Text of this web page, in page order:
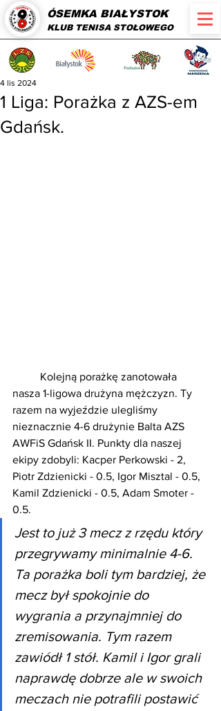
ÓSEMKA BIAŁYSTOK
KLUB TENISA STOŁOWEGO
1 Liga: Porażka z AZS-em
Gdańsk.
4 lis 2024
nasza 1-ligowa drużyna mężczyzn. Ty
razem na wyjeździe ulegliśmy
nieznacznie 4-6 drużynie Balta AZS
AWFiS Gdańsk II. Punkty dla naszej
ekipy zdobyli: Kacper Perkowski - 2,
Piotr Zdzienicki - 0.5, Igor Misztal - 0.5,
Kamil Zdzienicki - 0.5, Adam Smoter -
0.5.
Jest to już 3 mecz z rzędu który
przegrywamy minimalnie 4-6.
Ta porażka boli tym bardziej, że
mecz był spokojnie do
wygrania a przynajmniej do
zremisowania. Tym razem
zawiódł 1 stół. Kamil i Igor grali
naprawdę dobrze ale w swoich
meczach nie potrafili postawić